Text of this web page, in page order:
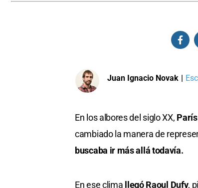
Juan Ignacio Novak |
En los albores del siglo XX,
cambiado la manera de
buscaba ir más allá todavía.
En ese clima llegóRaoul Dufy,